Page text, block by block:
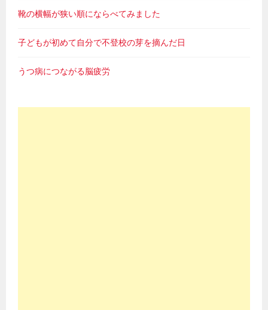
靴の横幅が狭い順にならべてみました
子どもが初めて自分で不登校の芽を摘んだ日
うつ病につながる脳疲労